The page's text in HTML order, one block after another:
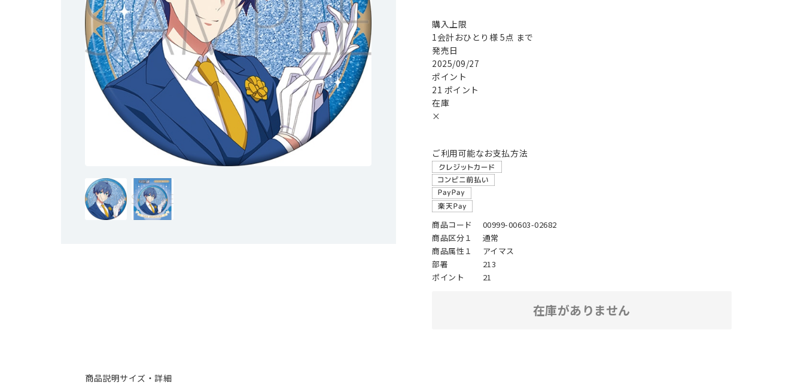
購入上限
1会計おひとり様 5点 まで
発売日
2025/09/27
ポイント
21 ポイント
在庫
×
ご利用可能なお支払方法
商品コード
00999-00603-02682
商品区分１
通常
商品属性１
アイマス
部署
213
ポイント
21
在庫がありません
商品説明サイズ・詳細